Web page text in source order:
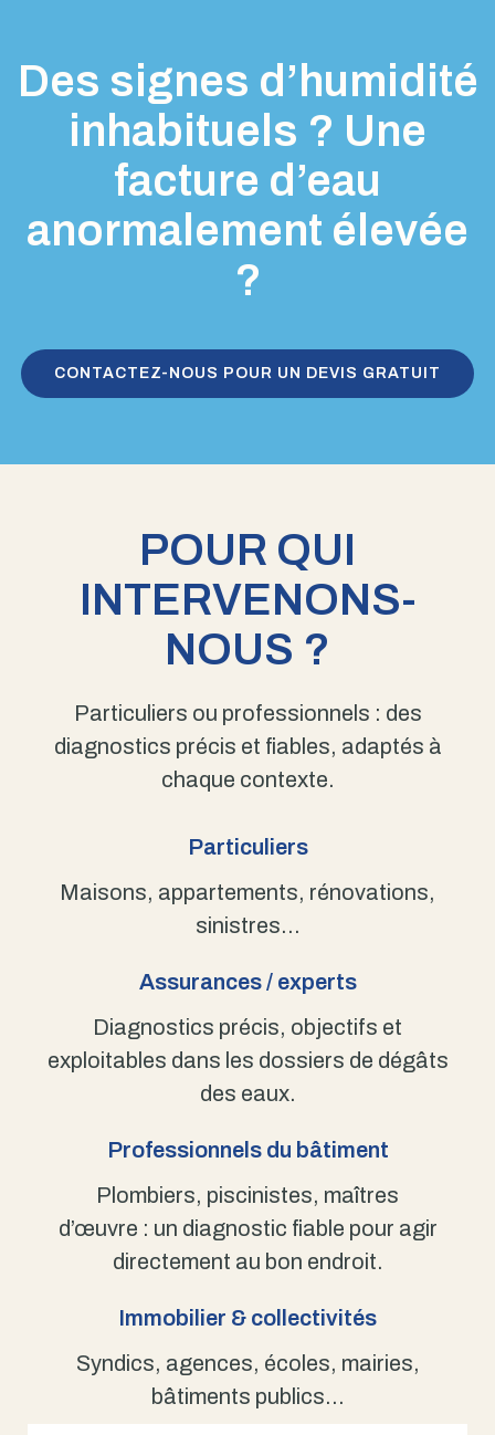
Des signes d’humidité
inhabituels ? Une
facture d’eau
anormalement élevée
?
CONTACTEZ-NOUS POUR UN DEVIS GRATUIT
POUR QUI
INTERVENONS-
NOUS ?
Particuliers ou professionnels : des
diagnostics précis et fiables, adaptés à
chaque contexte.
Particuliers
Maisons, appartements, rénovations,
sinistres…
Assurances / experts
Diagnostics précis, objectifs et
exploitables dans les dossiers de dégâts
des eaux.
Professionnels du bâtiment
Plombiers, piscinistes, maîtres
d’œuvre : un diagnostic fiable pour agir
directement au bon endroit.
Immobilier & collectivités
Syndics, agences, écoles, mairies,
bâtiments publics…